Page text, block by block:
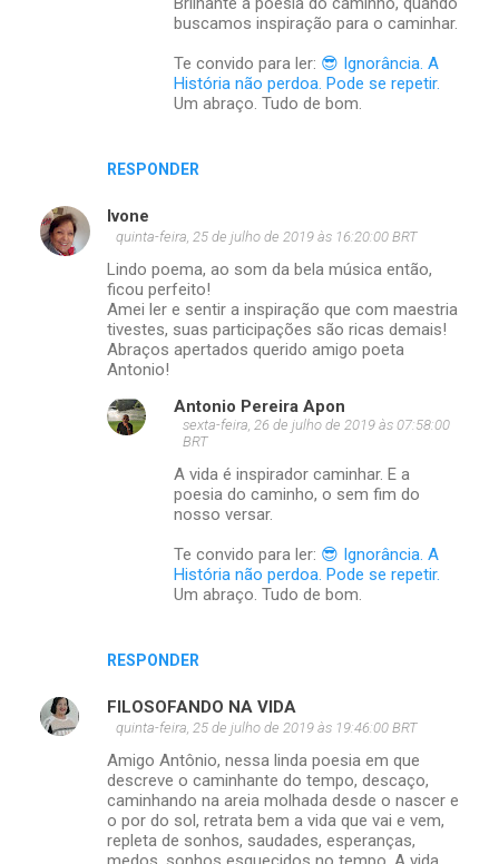
RESPONDER
buscamos inspiração para o caminhar.
Te convido para ler: 😎 Ignorância. A
História não perdoa. Pode se repetir.
Um abraço. Tudo de bom.
Ivone
quinta-feira, 25 de julho de 2019 às 16:20:00 BRT
Lindo poema, ao som da bela música então,
ficou perfeito!
Amei ler e sentir a inspiração que com maestria
tivestes, suas participações são ricas demais!
Abraços apertados querido amigo poeta
Antonio!
RESPONDER
Antonio Pereira Apon
sexta-feira, 26 de julho de 2019 às 07:58:00
BRT
A vida é inspirador caminhar. E a
poesia do caminho, o sem fim do
nosso versar.
Te convido para ler: 😎 Ignorância. A
História não perdoa. Pode se repetir.
Um abraço. Tudo de bom.
FILOSOFANDO NA VIDA
quinta-feira, 25 de julho de 2019 às 19:46:00 BRT
Amigo Antônio, nessa linda poesia em que
descreve o caminhante do tempo, descaço,
caminhando na areia molhada desde o nascer e
o por do sol, retrata bem a vida que vai e vem,
repleta de sonhos, saudades, esperanças,